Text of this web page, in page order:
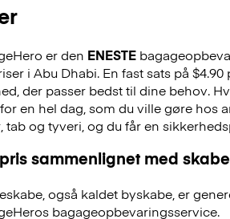
er den ENESTE
i Abu Dhabi. En fast sats på
der passer bedst til dine behov.
en hel dag, som du ville gøre hos
tab og tyveri, og du får en
sammenlignet med
også kaldet byskabe, er
bagageopbevaringsservice.